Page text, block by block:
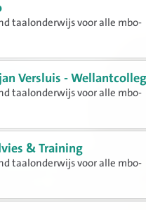
taalonderwijs voor alle mbo-
Versluis -
taalonderwijs voor alle mbo-
& Training
taalonderwijs voor alle mbo-